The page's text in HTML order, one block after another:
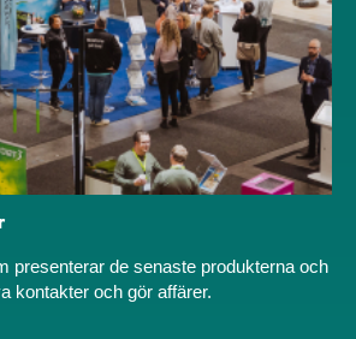
presenterar de senaste produkterna och
kontakter och gör affärer.